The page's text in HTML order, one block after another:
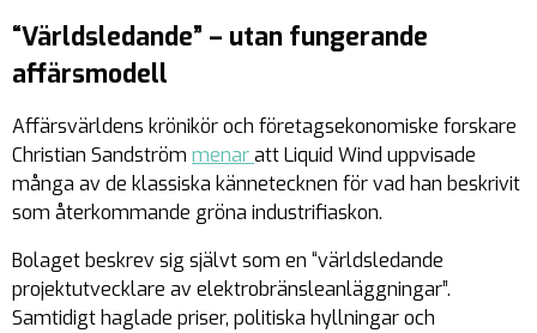
“Världsledande” – utan fungerande
affärsmodell
Affärsvärldens krönikör och företagsekonomiske forskare
Christian Sandström menaratt Liquid Wind uppvisade
många av de klassiska kännetecknen för vad han beskrivit
som återkommande gröna industrifiaskon.
Bolaget beskrev sig självt som en “världsledande
projektutvecklare av elektrobränsleanläggningar”.
Samtidigt haglade priser, politiska hyllningar och